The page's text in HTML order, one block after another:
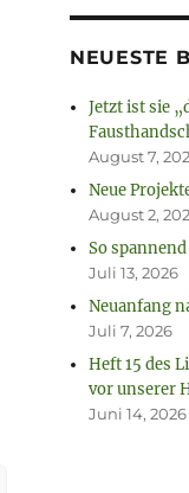
NEUESTE
Jetzt ist sie
August 7,
Neue
August 2,
So
Juli 13, 2026
Neuanfang
Juli 7, 2026
Heft 15 des
vor unserer
Juni 14, 2026